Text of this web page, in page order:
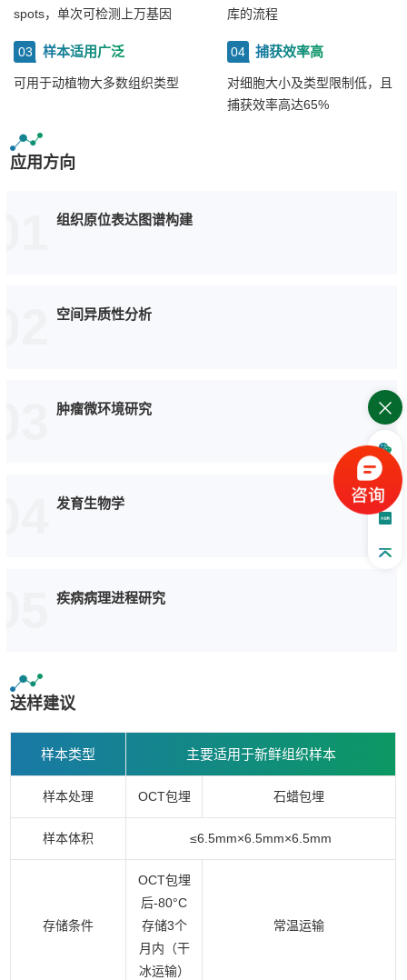
spots，单次可检测上万基因
库的流程
03 样本适用广泛
可用于动植物大多数组织类型
04 捕获效率高
对细胞大小及类型限制低，且
捕获效率高达65%
应用方向
组织原位表达图谱构建
空间异质性分析
肿瘤微环境研究
发育生物学
疾病病理进程研究
送样建议
样本类型 主要适用于新鲜组织样本
样本处理 OCT包埋 石蜡包埋
样本体积 ≤6.5mm×6.5mm×6.5mm
存储条件
OCT包埋
后-80°C
存储3个
月内（干
冰运输）
常温运输